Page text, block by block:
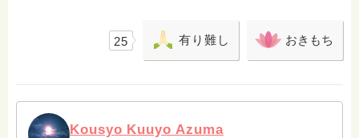
25 有り難し おきもち
Kousyo Kuuyo Azuma